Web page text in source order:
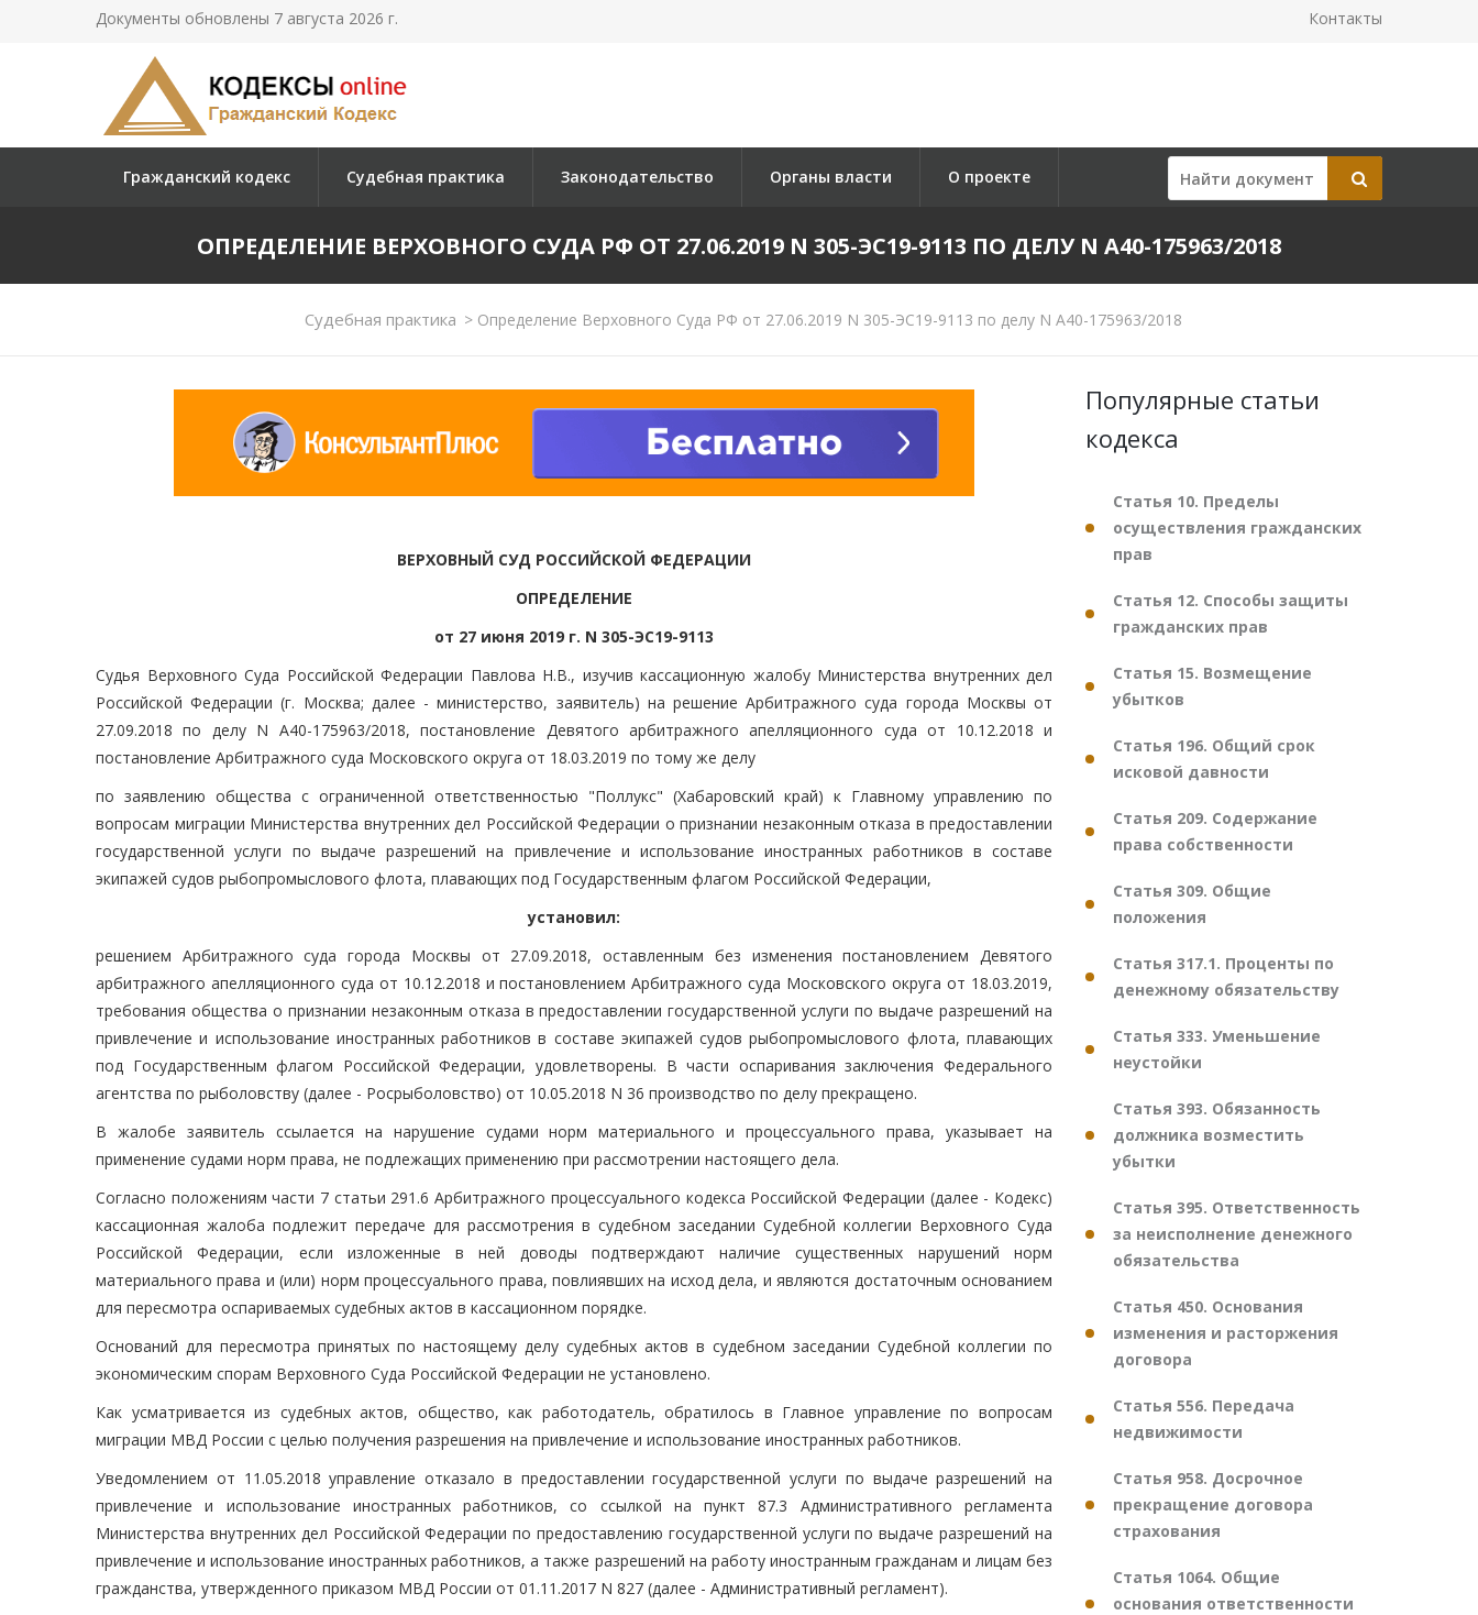
Документы обновлены 7 августа 2026 г. Контакты
Гражданский кодекс Судебная практика Законодательство Органы власти О проекте
ОПРЕДЕЛЕНИЕ ВЕРХОВНОГО СУДА РФ ОТ 27.06.2019 N 305-ЭС19-9113 ПО ДЕЛУ N А40-175963/2018
Судебная практика >Определение Верховного Суда РФ от 27.06.2019 N 305-ЭС19-9113 по делу N А40-175963/2018
ВЕРХОВНЫЙ СУД РОССИЙСКОЙ ФЕДЕРАЦИИ
ОПРЕДЕЛЕНИЕ
от 27 июня 2019 г. N 305-ЭС19-9113
Судья Верховного Суда Российской Федерации Павлова Н.В., изучив кассационную жалобу Министерства внутренних дел
Российской Федерации (г. Москва; далее - министерство, заявитель) на решение Арбитражного суда города Москвы от
27.09.2018 по делу N А40-175963/2018, постановление Девятого арбитражного апелляционного суда от 10.12.2018 и
постановление Арбитражного суда Московского округа от 18.03.2019 по тому же делу
по заявлению общества с ограниченной ответственностью "Поллукс" (Хабаровский край) к Главному управлению по
вопросам миграции Министерства внутренних дел Российской Федерации о признании незаконным отказа в предоставлении
государственной услуги по выдаче разрешений на привлечение и использование иностранных работников в составе
экипажей судов рыбопромыслового флота, плавающих под Государственным флагом Российской Федерации,
установил:
решением Арбитражного суда города Москвы от 27.09.2018, оставленным без изменения постановлением Девятого
арбитражного апелляционного суда от 10.12.2018 и постановлением Арбитражного суда Московского округа от 18.03.2019,
требования общества о признании незаконным отказа в предоставлении государственной услуги по выдаче разрешений на
привлечение и использование иностранных работников в составе экипажей судов рыбопромыслового флота, плавающих
под Государственным флагом Российской Федерации, удовлетворены. В части оспаривания заключения Федерального
агентства по рыболовству (далее - Росрыболовство) от 10.05.2018 N 36 производство по делу прекращено.
В жалобе заявитель ссылается на нарушение судами норм материального и процессуального права, указывает на
применение судами норм права, не подлежащих применению при рассмотрении настоящего дела.
Согласно положениям части 7 статьи 291.6 Арбитражного процессуального кодекса Российской Федерации (далее - Кодекс)
кассационная жалоба подлежит передаче для рассмотрения в судебном заседании Судебной коллегии Верховного Суда
Российской Федерации, если изложенные в ней доводы подтверждают наличие существенных нарушений норм
материального права и (или) норм процессуального права, повлиявших на исход дела, и являются достаточным основанием
для пересмотра оспариваемых судебных актов в кассационном порядке.
Оснований для пересмотра принятых по настоящему делу судебных актов в судебном заседании Судебной коллегии по
экономическим спорам Верховного Суда Российской Федерации не установлено.
Как усматривается из судебных актов, общество, как работодатель, обратилось в Главное управление по вопросам
миграции МВД России с целью получения разрешения на привлечение и использование иностранных работников.
Уведомлением от 11.05.2018 управление отказало в предоставлении государственной услуги по выдаче разрешений на
привлечение и использование иностранных работников, со ссылкой на пункт 87.3 Административного регламента
Министерства внутренних дел Российской Федерации по предоставлению государственной услуги по выдаче разрешений на
привлечение и использование иностранных работников, а также разрешений на работу иностранным гражданам и лицам без
гражданства, утвержденного приказом МВД России от 01.11.2017 N 827 (далее - Административный регламент).
Популярные статьи
кодекса
Статья 10. Пределы
осуществления гражданских
прав
Статья 12. Способы защиты
гражданских прав
Статья 15. Возмещение
убытков
Статья 196. Общий срок
исковой давности
Статья 209. Содержание
права собственности
Статья 309. Общие
положения
Статья 317.1. Проценты по
денежному обязательству
Статья 333. Уменьшение
неустойки
Статья 393. Обязанность
должника возместить
убытки
Статья 395. Ответственность
за неисполнение денежного
обязательства
Статья 450. Основания
изменения и расторжения
договора
Статья 556. Передача
недвижимости
Статья 958. Досрочное
прекращение договора
страхования
Статья 1064. Общие
основания ответственности